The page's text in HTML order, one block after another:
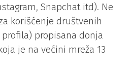
Snapchat itd). Ne
korišćenje društvenih
propisana donja
je na većini mreža 13